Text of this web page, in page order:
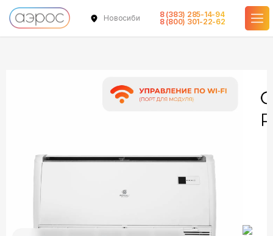
Новосибирск
8 (383) 285-14-94
8 (800) 301-22-62
в наличии
в наличии